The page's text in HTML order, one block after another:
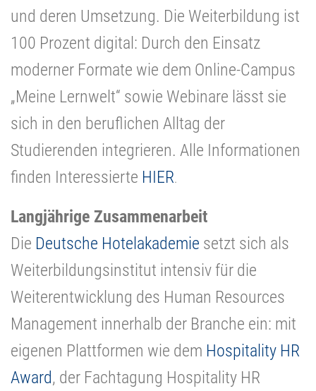
und deren Umsetzung. Die Weiterbildung ist
100 Prozent digital: Durch den Einsatz
moderner Formate wie dem Online-Campus
„Meine Lernwelt“ sowie Webinare lässt sie
sich in den beruflichen Alltag der
Studierenden integrieren. Alle Informationen
finden Interessierte HIER.
Langjährige Zusammenarbeit
Die Deutsche Hotelakademie setzt sich als
Weiterbildungsinstitut intensiv für die
Weiterentwicklung des Human Resources
Management innerhalb der Branche ein: mit
eigenen Plattformen wie dem Hospitality HR
Award, der Fachtagung Hospitality HR